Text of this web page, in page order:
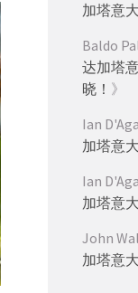
加塔意
Baldo
达加塔
晓！ 》
Ian
加塔意
Ian
加塔意
John
加塔意